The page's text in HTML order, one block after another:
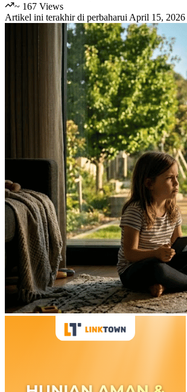
~ 167 Views
Artikel ini terakhir di perbaharui April 15, 2026